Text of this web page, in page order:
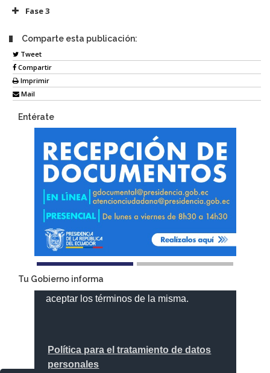
Fase 3
Comparte esta publicación:
Tweet
Compartir
Imprimir
Mail
Entérate
Tu Gobierno informa